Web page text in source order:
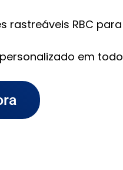
rastreáveis RBC
em